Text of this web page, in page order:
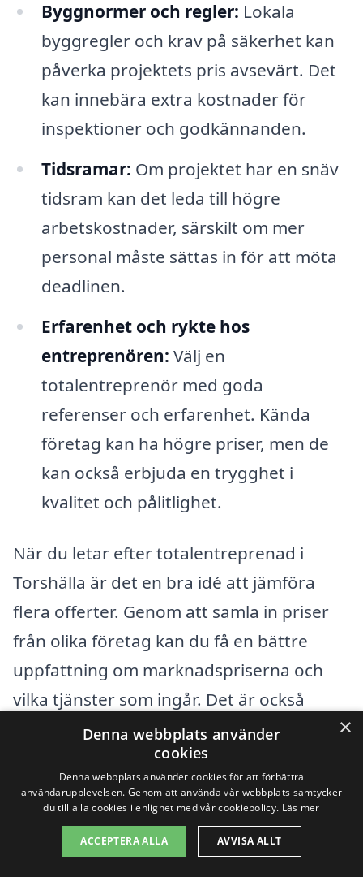
Byggnormer och regler: Lokala
byggregler och krav på säkerhet kan
påverka projektets pris avsevärt. Det
kan innebära extra kostnader för
inspektioner och godkännanden.
Tidsramar: Om projektet har en snäv
tidsram kan det leda till högre
arbetskostnader, särskilt om mer
personal måste sättas in för att möta
deadlinen.
Erfarenhet och rykte hos
entreprenören: Välj en
totalentreprenör med goda
referenser och erfarenhet. Kända
företag kan ha högre priser, men de
kan också erbjuda en trygghet i
kvalitet och pålitlighet.
När du letar efter totalentreprenad i
Torshälla är det en bra idé att jämföra
flera offerter. Genom att samla in priser
från olika företag kan du få en bättre
uppfattning om marknadspriserna och
vilka tjänster som ingår. Det är också
viktigt att läsa recensioner och fråga om
referenser, så att du kan säkerställa att du
väljer en aktör som uppfyller dina behov
och förväntningar. Att investera tid i att
förstå vad som påverkar priset på
×
Denna webbplats använder
cookies
Denna webbplats använder cookies för att förbättra
användarupplevelsen. Genom att använda vår webbplats samtycker
du till alla cookies i enlighet med vår cookiepolicy. Läs mer
ACCEPTERA ALLA AVVISA ALLT